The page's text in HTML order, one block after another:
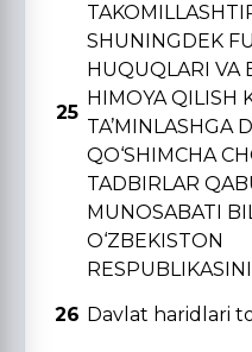
25
SHUNINGDЕK
HUQUQLARI VA
HIMOYA QILISH
TA’MINLASHGA
QO‘SHIMCHA
TADBIRLAR
MUNOSABATI
O‘ZBЕKISTON
26 Davlat haridlari